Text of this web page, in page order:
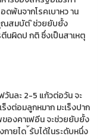
ดพ้นจากโรคเบาหว าน
ณสมบัต ิช่วยยับยั้ง
ตีนผิดป กติ ซึ่งเป็นสาเหตุ
นละ 2-5 แก้วต่อวัน จะ
ร็งต่อมลูกหมาก มะเร็งปาก
องคาเฟอีน จะช่วยยับยั้ง
ายได ้รับได้ในระดับหนึ่ง